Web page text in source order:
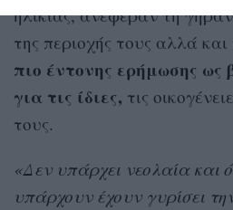
ηλικίας, ανέφεραν τη
της περιοχής τους αλλά
πιο έντονης ερήμωσης ως
για τις ίδιες, τις
τους.
«Δεν υπάρχει νεολαία
υπάρχουν έχουν γυρίσει